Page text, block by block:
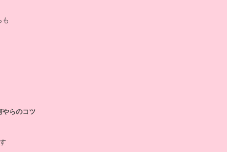
も
やらのコツ